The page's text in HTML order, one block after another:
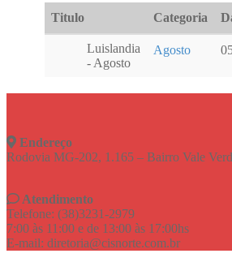
Titulo Categoria
Luislandia
- Agosto
Agosto
Endereço
Rodovia MG-202, 1.165 – Bairro Vale
Atendimento
Telefone: (38)3231-2979
7:00 às 11:00 e de 13:00 às 17:00hs
E-mail: diretoria@cisnorte.com.br